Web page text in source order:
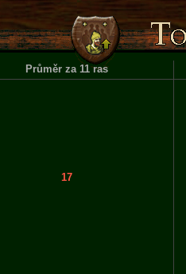
Průměr za 11 ras
17